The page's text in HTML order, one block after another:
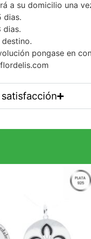
a su domicilio una
dias.
dias.
destino.
pongase en